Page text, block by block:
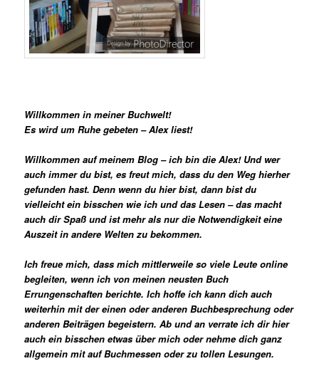
Willkommen in meiner Buchwelt!
Es wird um Ruhe gebeten – Alex liest!
Willkommen auf meinem Blog – ich bin die Alex! Und wer
auch immer du bist, es freut mich, dass du den Weg hierher
gefunden hast. Denn wenn du hier bist, dann bist du
vielleicht ein bisschen wie ich und das Lesen – das macht
auch dir Spaß und ist mehr als nur die Notwendigkeit eine
Auszeit in andere Welten zu bekommen.
Ich freue mich, dass mich mittlerweile so viele Leute online
begleiten, wenn ich von meinen neusten Buch
Errungenschaften berichte. Ich hoffe ich kann dich auch
weiterhin mit der einen oder anderen Buchbesprechung oder
anderen Beiträgen begeistern. Ab und an verrate ich dir hier
auch ein bisschen etwas über mich oder nehme dich ganz
allgemein mit auf Buchmessen oder zu tollen Lesungen.